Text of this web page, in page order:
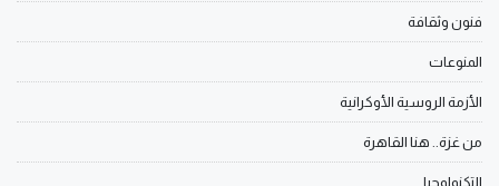
فنون وثقافة
المنوعات
الأزمة الروسية الأوكرانية
من غزة.. هنا القاهرة
التكنولوجيا